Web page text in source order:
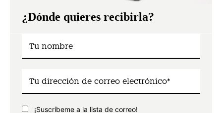
¿Dónde quieres recibirla?
¡Suscríbeme a la lista de correo!